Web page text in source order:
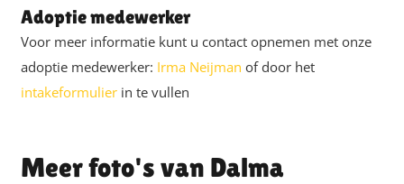
Adoptie medewerker
Voor meer informatie kunt u contact opnemen met onze
adoptie medewerker: Irma Neijman of door het
intakeformulierin te vullen
Dalma